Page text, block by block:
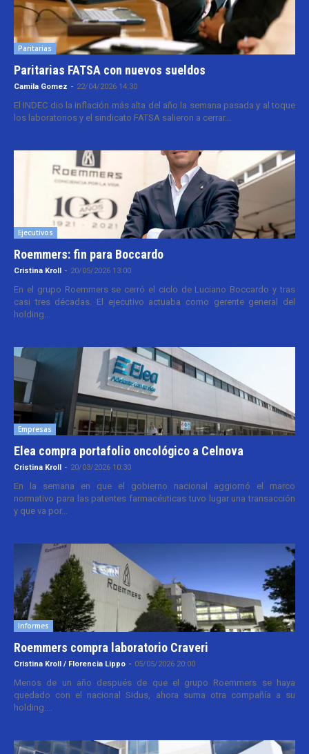
Paritarias
Paritarias FATSA con nuevos sueldos
Camila Gomez - 22/04/2026 14:30
El INDEC dio la inflación más alta del año la semana pasada y al toque
los laboratorios y el sindicato FATSA salieron a cerrar...
Ejecutivos
Roemmers: fin para Boccardo
Cristina Kroll - 20/05/2026 13:00
En el grupo Roemmers se cerró el ciclo de Luciano Boccardo y tras
casi tres décadas. El ejecutivo actuaba como gerente general del
holding...
Empresas
Elea compra portafolio oncológico a Celnova
Cristina Kroll - 20/03/2026 10:30
En la semana en que el gobierno nacional aggiornó el marco
normativo para las patentes farmacéuticas tuvo lugar una transacción
y que va por...
Informes
Roemmers compra laboratorio Craveri
Cristina Kroll / Florencia Lippo - 05/05/2026 20:00
Menos de un año después de que el grupo Roemmers se haya
quedado con el nacional Sidus, ahora suma otra compañía a su
holding....